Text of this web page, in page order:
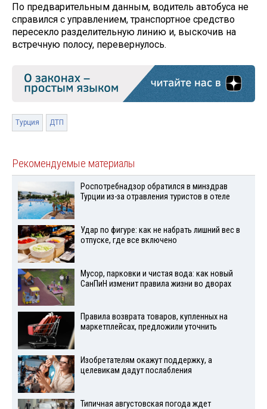
По предварительным данным, водитель автобуса не
справился с управлением, транспортное средство
пересекло разделительную линию и, выскочив на
встречную полосу, перевернулось.
Турция ДТП
Рекомендуемые материалы
Роспотребнадзор обратился в минздрав
Турции из-за отравления туристов в отеле
Удар по фигуре: как не набрать лишний вес в
отпуске, где все включено
Мусор, парковки и чистая вода: как новый
СанПиН изменит правила жизни во дворах
Правила возврата товаров, купленных на
маркетплейсах, предложили уточнить
Изобретателям окажут поддержку, а
целевикам дадут послабления
Типичная августовская погода ждет